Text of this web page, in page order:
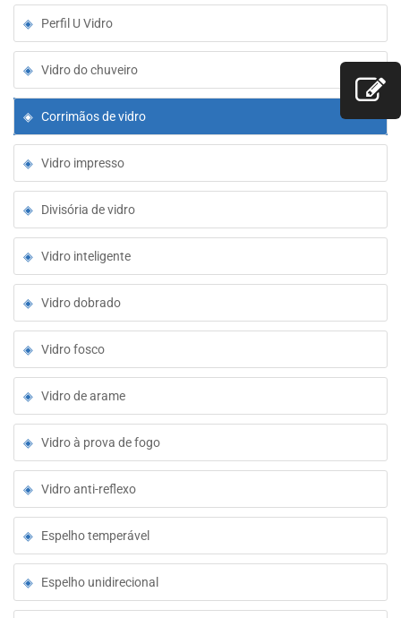
Perfil U Vidro
Vidro do chuveiro
Corrimãos de vidro
Vidro impresso
Divisória de vidro
Vidro inteligente
Vidro dobrado
Vidro fosco
Vidro de arame
Vidro à prova de fogo
Vidro anti-reflexo
Espelho temperável
Espelho unidirecional